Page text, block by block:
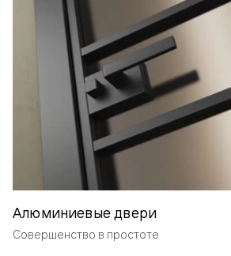
Алюминиевые двери
Совершенство в простоте